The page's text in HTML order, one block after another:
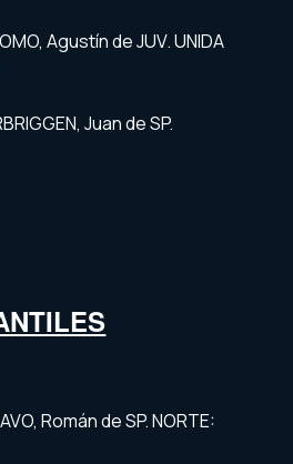
Agustín de JUV. UNIDA
Juan de SP.
Román de SP. NORTE: